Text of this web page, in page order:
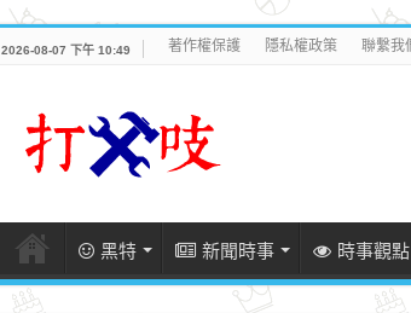
2026-08-07 下午 10:49 著作權保護 隱私權政策 聯繫我
黑特 新聞時事 時事觀點